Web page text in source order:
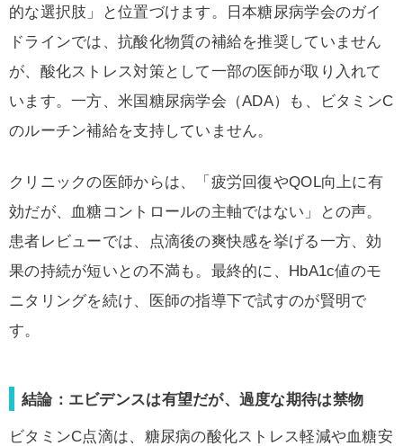
的な選択肢」と位置づけます。日本糖尿病学会のガイ
ドラインでは、抗酸化物質の補給を推奨していません
が、酸化ストレス対策として一部の医師が取り入れて
います。一方、米国糖尿病学会（ADA）も、ビタミンC
のルーチン補給を支持していません。
クリニックの医師からは、「疲労回復やQOL向上に有
効だが、血糖コントロールの主軸ではない」との声。
患者レビューでは、点滴後の爽快感を挙げる一方、効
果の持続が短いとの不満も。最終的に、HbA1c値のモ
ニタリングを続け、医師の指導下で試すのが賢明で
す。
結論：エビデンスは有望だが、過度な期待は禁物
ビタミンC点滴は、糖尿病の酸化ストレス軽減や血糖安